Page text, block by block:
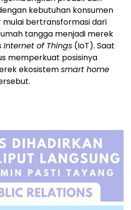
kebutuhan konsumen
mulai bertransformasi dari
tangga menjadi merek
Internet of Things (IoT). Saat
memperkuat posisinya
ekosistemsmart home